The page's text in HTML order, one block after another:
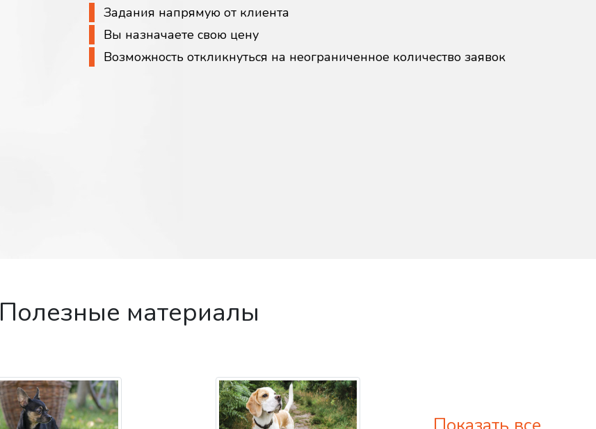
Задания напрямую от клиента
Вы назначаете свою цену
Возможность откликнуться на неограниченное количество заявок
Полезные материалы